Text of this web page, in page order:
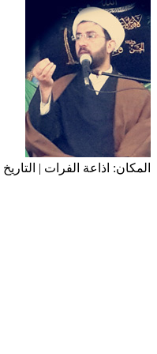
المكان: اذاعة الفرات | التاريخ ٢٠١٥ | الحجم ٣.٥٨ MB